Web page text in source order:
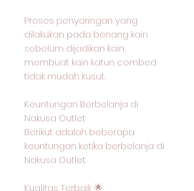
Proses penyaringan yang
dilakukan pada benang kain
sebelum dijadikan kain,
membuat kain katun combed
tidak mudah kusut.
Keuntungan Berbelanja di
Nakusa Outlet
Berikut adalah beberapa
keuntungan ketika berbelanja di
Nakusa Outlet:
Kualitas Terbaik 🌟